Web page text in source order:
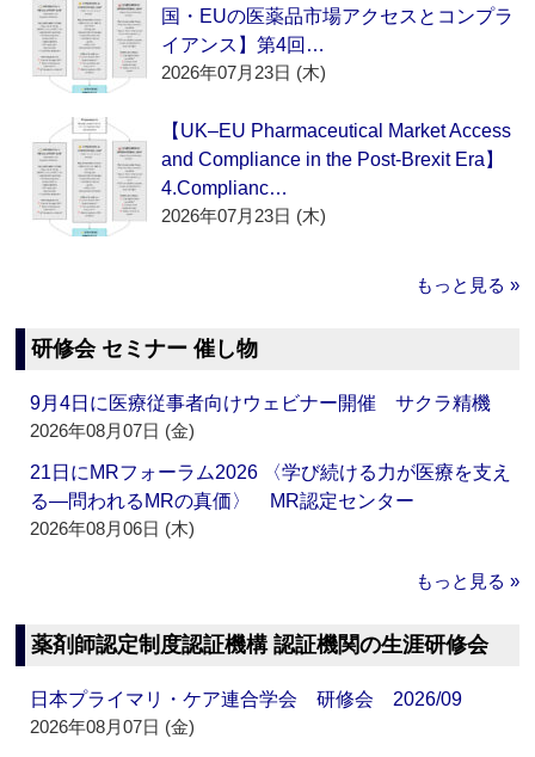
国・EUの医薬品市場アクセスとコンプラ
イアンス】第4回…
2026年07月23日 (木)
【UK–EU Pharmaceutical Market Access
and Compliance in the Post-Brexit Era】
4.Complianc…
2026年07月23日 (木)
もっと見る »
研修会 セミナー 催し物
9月4日に医療従事者向けウェビナー開催 サクラ精機
2026年08月07日 (金)
21日にMRフォーラム2026 〈学び続ける力が医療を支え
る―問われるMRの真価〉 MR認定センター
2026年08月06日 (木)
もっと見る »
薬剤師認定制度認証機構 認証機関の生涯研修会
日本プライマリ・ケア連合学会 研修会 2026/09
2026年08月07日 (金)